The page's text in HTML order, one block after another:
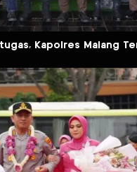
Kapolres Malang